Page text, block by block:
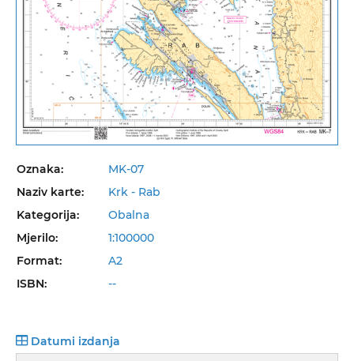
Oznaka:
MK-07
Naziv karte:
Krk - Rab
Kategorija:
Obalna
Mjerilo:
1:100000
Format:
A2
ISBN:
--
Datumi izdanja